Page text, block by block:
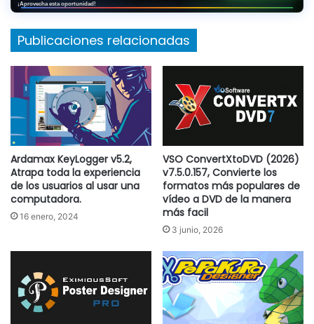
¡Aprovecha esta oportunidad!
Publicaciones relacionadas
Ardamax KeyLogger v5.2,
Atrapa toda la experiencia
de los usuarios al usar una
computadora.
16 enero, 2024
VSO ConvertXtoDVD (2026)
v7.5.0.157, Convierte los
formatos más populares de
vídeo a DVD de la manera
más facil
3 junio, 2026